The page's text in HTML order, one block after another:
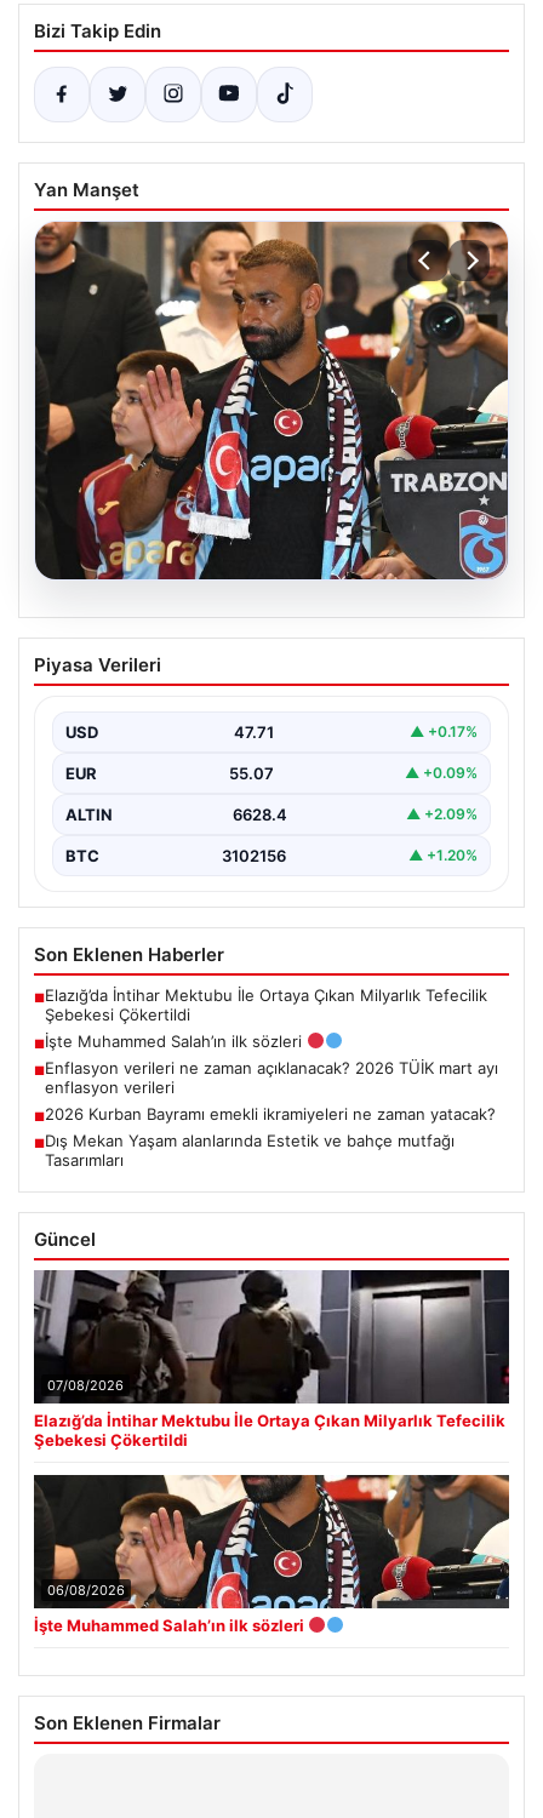
Bizi Takip Edin
Yan Manşet
İşte Muhammed Salah’ın ilk sözleri
Piyasa Verileri
USD 47.71 ▲ +0.17%
EUR 55.07 ▲ +0.09%
ALTIN 6628.4 ▲ +2.09%
BTC 3102156 ▲ +1.20%
Son Eklenen Haberler
■Elazığ’da İntihar Mektubu İle Ortaya Çıkan Milyarlık Tefecilik
Şebekesi Çökertildi
■İşte Muhammed Salah’ın ilk sözleri
■Enflasyon verileri ne zaman açıklanacak? 2026 TÜİK mart ayı
enflasyon verileri
■2026 Kurban Bayramı emekli ikramiyeleri ne zaman yatacak?
■Dış Mekan Yaşam alanlarında Estetik ve bahçe mutfağı
Tasarımları
Güncel
07/08/2026
Elazığ’da İntihar Mektubu İle Ortaya Çıkan Milyarlık Tefecilik
Şebekesi Çökertildi
06/08/2026
İşte Muhammed Salah’ın ilk sözleri
Son Eklenen Firmalar